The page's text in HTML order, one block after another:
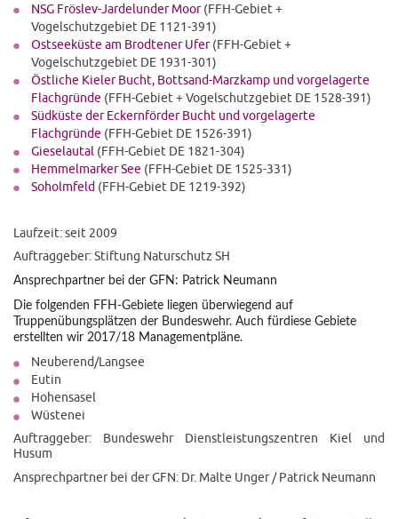
NSG Fröslev-Jardelunder Moor(FFH-Gebiet +
Vogelschutzgebiet DE 1121-391)
Ostseeküste am Brodtener Ufer(FFH-Gebiet +
Vogelschutzgebiet DE 1931-301)
Östliche Kieler Bucht, Bottsand-Marzkamp und vorgelagerte
Flachgründe (FFH-Gebiet + Vogelschutzgebiet DE 1528-391)
Südküste der Eckernförder Bucht und vorgelagerte
Flachgründe (FFH-Gebiet DE 1526-391)
Gieselautal (FFH-Gebiet DE 1821-304)
Hemmelmarker See (FFH-Gebiet DE 1525-331)
Soholmfeld (FFH-Gebiet DE 1219-392)
Laufzeit: seit 2009
Auftraggeber: Stiftung Naturschutz SH
Ansprechpartner bei der GFN: Patrick Neumann
Die folgenden FFH-Gebiete liegen überwiegend auf
Truppenübungsplätzen der Bundeswehr. Auch fürdiese Gebiete
erstellten wir 2017/18 Managementpläne.
Neuberend/Langsee
Eutin
Hohensasel
Wüstenei
Auftraggeber: Bundeswehr Dienstleistungszentren Kiel und
Husum
Ansprechpartner bei der GFN: Dr. Malte Unger / Patrick Neumann